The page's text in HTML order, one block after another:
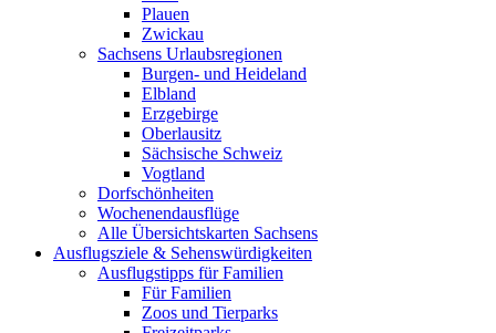
Plauen
Zwickau
Sachsens Urlaubsregionen
Burgen- und Heideland
Elbland
Erzgebirge
Oberlausitz
Sächsische Schweiz
Vogtland
Dorfschönheiten
Wochenendausflüge
Alle Übersichtskarten Sachsens
Ausflugsziele & Sehenswürdigkeiten
Ausflugstipps für Familien
Für Familien
Zoos und Tierparks